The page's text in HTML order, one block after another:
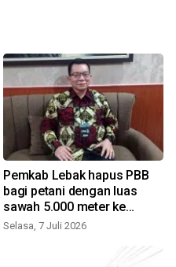
Pemkab Lebak hapus PBB
bagi petani dengan luas
sawah 5.000 meter ke
bawah
Selasa, 7 Juli 2026